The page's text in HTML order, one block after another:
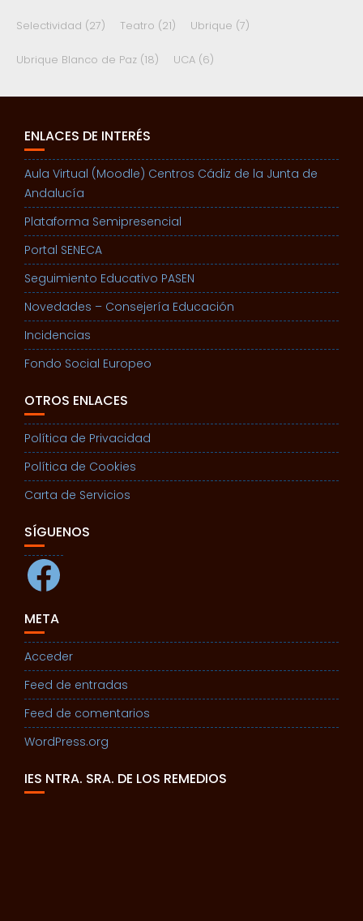
Selectividad (27) Teatro (21) Ubrique (7)
Ubrique Blanco de Paz (18) UCA (6)
ENLACES DE INTERÉS
Aula Virtual (Moodle) Centros Cádiz de la Junta de
Andalucía
Plataforma Semipresencial
Portal SENECA
Seguimiento Educativo PASEN
Novedades – Consejería Educación
Incidencias
Fondo Social Europeo
OTROS ENLACES
Política de Privacidad
Política de Cookies
Carta de Servicios
SÍGUENOS
Facebook
META
Acceder
Feed de entradas
Feed de comentarios
WordPress.org
IES NTRA. SRA. DE LOS REMEDIOS